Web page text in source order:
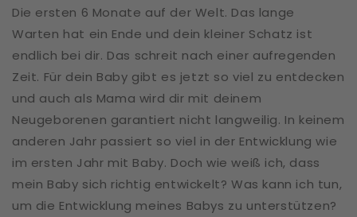
Die ersten 6 Monate auf der Welt. Das lange
Warten hat ein Ende und dein kleiner Schatz ist
endlich bei dir. Das schreit nach einer aufregenden
Zeit. Für dein Baby gibt es jetzt so viel zu entdecken
und auch als Mama wird dir mit deinem
Neugeborenen garantiert nicht langweilig. In keinem
anderen Jahr passiert so viel in der Entwicklung wie
im ersten Jahr mit Baby. Doch wie weiß ich, dass
mein Baby sich richtig entwickelt? Was kann ich tun,
um die Entwicklung meines Babys zu unterstützen?